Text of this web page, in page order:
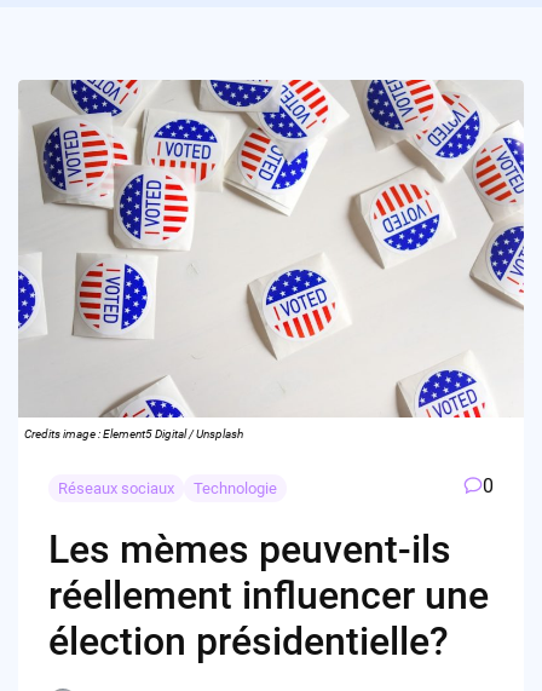
Credits image : Element5 Digital / Unsplash
Réseaux sociaux Technologie 0
Les mèmes peuvent-ils
réellement influencer une
élection présidentielle?